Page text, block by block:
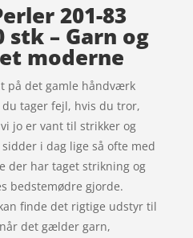
201-83
stk – Garn og
moderne
på det gamle håndværk
tager fejl, hvis du tror,
jo er vant til strikker og
i dag lige så ofte med
der har taget strikning og
bedstemødre gjorde.
finde det rigtige udstyr til
det gælder garn,